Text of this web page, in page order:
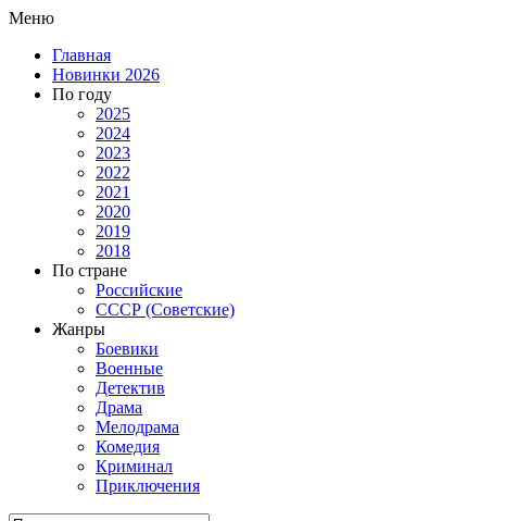
Меню
Главная
Новинки 2026
По году
2025
2024
2023
2022
2021
2020
2019
2018
По стране
Российские
СССР (Советские)
Жанры
Боевики
Военные
Детектив
Драма
Мелодрама
Комедия
Криминал
Приключения